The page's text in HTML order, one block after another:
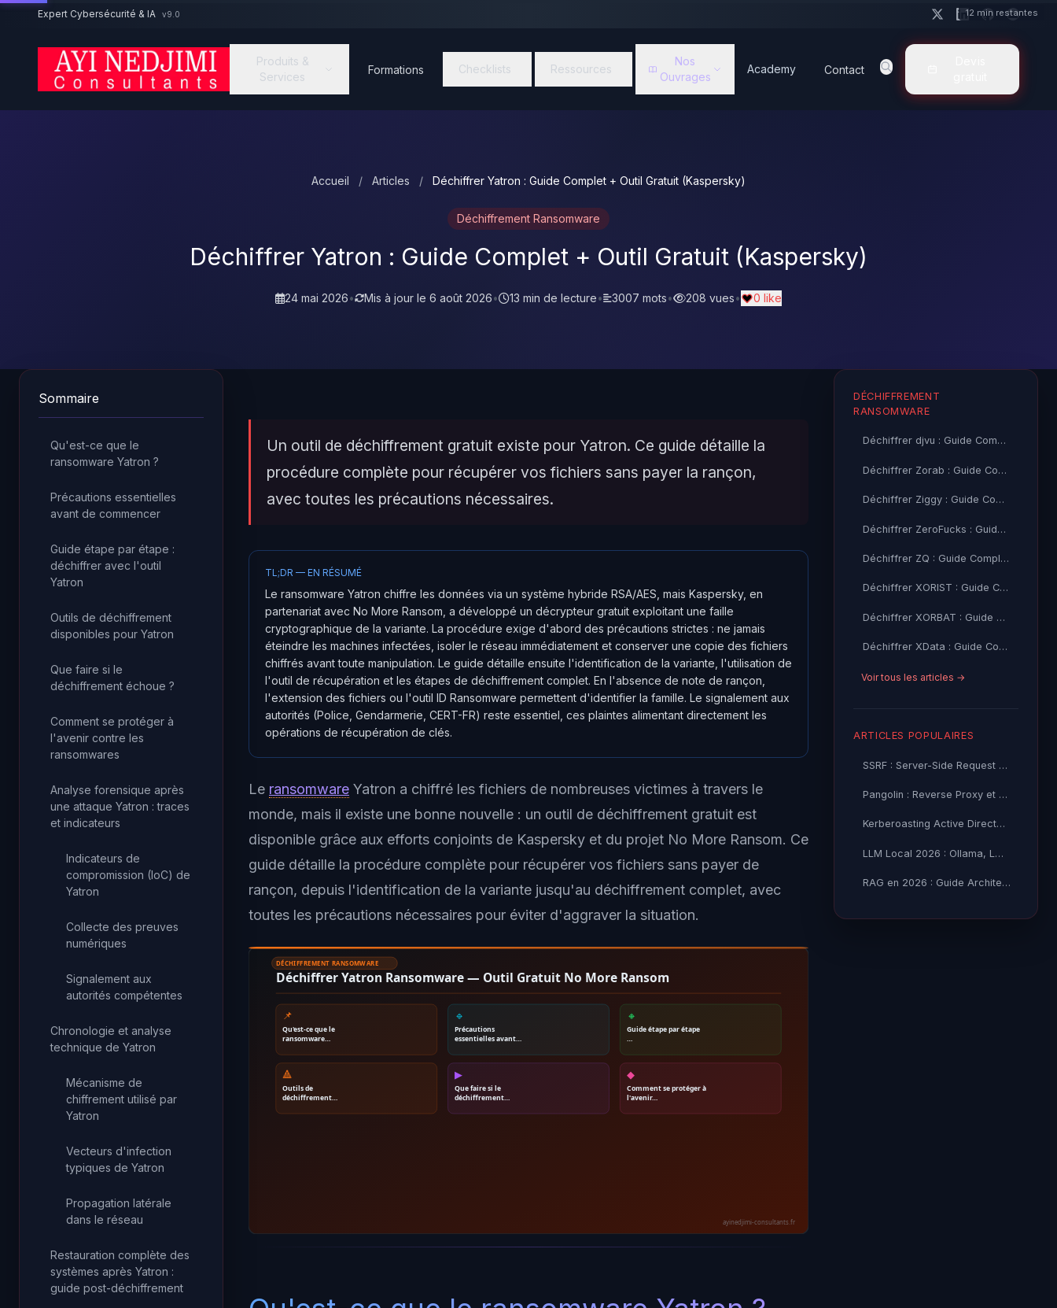
Aller au contenu principal
Expert Cybersécurité & IA v9.0
Produits &
Services
Formations Checklists Ressources
Nos
Ouvrages
Academy Contact
Accueil / Articles / Déchiffrer Yatron : Guide Complet + Outil Gratuit (Kaspersky)
Déchiffrement Ransomware
Déchiffrer Yatron : Guide Complet + Outil Gratuit (Kaspersky)
24 mai 2026• Mis à jour le 6 août 2026• 13 min de lecture• 3007 mots• 208 vues• 0 like
Sommaire
Qu'est-ce que le
ransomware Yatron ?
Précautions essentielles
avant de commencer
Guide étape par étape :
déchiffrer avec l'outil
Yatron
Outils de déchiffrement
disponibles pour Yatron
Que faire si le
déchiffrement échoue ?
Comment se protéger à
l'avenir contre les
ransomwares
Analyse forensique après
une attaque Yatron : traces
et indicateurs
Indicateurs de
compromission (IoC) de
Yatron
Collecte des preuves
numériques
Signalement aux
autorités compétentes
Chronologie et analyse
technique de Yatron
Mécanisme de
chiffrement utilisé par
Yatron
Vecteurs d'infection
typiques de Yatron
Propagation latérale
dans le réseau
Restauration complète des
systèmes après Yatron :
guide post-déchiffrement
Un outil de déchiffrement gratuit existe pour Yatron. Ce guide détaille la
procédure complète pour récupérer vos fichiers sans payer la rançon,
avec toutes les précautions nécessaires.
TL;DR — EN RÉSUMÉ
Le ransomware Yatron chiffre les données via un système hybride RSA/AES, mais Kaspersky, en
partenariat avec No More Ransom, a développé un décrypteur gratuit exploitant une faille
cryptographique de la variante. La procédure exige d'abord des précautions strictes : ne jamais
éteindre les machines infectées, isoler le réseau immédiatement et conserver une copie des fichiers
chiffrés avant toute manipulation. Le guide détaille ensuite l'identification de la variante, l'utilisation de
l'outil de récupération et les étapes de déchiffrement complet. En l'absence de note de rançon,
l'extension des fichiers ou l'outil ID Ransomware permettent d'identifier la famille. Le signalement aux
autorités (Police, Gendarmerie, CERT-FR) reste essentiel, ces plaintes alimentant directement les
opérations de récupération de clés.
Le ransomware Yatron a chiffré les fichiers de nombreuses victimes à travers le
monde, mais il existe une bonne nouvelle : un outil de déchiffrement gratuit est
disponible grâce aux efforts conjoints de Kaspersky et du projet No More Ransom. Ce
guide détaille la procédure complète pour récupérer vos fichiers sans payer de
rançon, depuis l'identification de la variante jusqu'au déchiffrement complet, avec
toutes les précautions nécessaires pour éviter d'aggraver la situation.
DÉCHIFFREMENT RANSOMWARE
Déchiffrer Yatron Ransomware — Outil Gratuit No More Ransom
📌
Qu'est-ce que le
ransomware…
🔹
Précautions
essentielles avant…
🔸
Guide étape par étape
…
🔺
Outils de
déchiffrement…
▶
Que faire si le
déchiffrement…
◆
Comment se protéger à
l'avenir…
ayinedjimi-consultants.fr
DÉCHIFFREMENT
RANSOMWARE
Déchiffrer djvu : Guide Complet + Outil Gratuit (Emsisoft)
Déchiffrer Zorab : Guide Complet + Outil Gratuit (Emsisoft)
Déchiffrer Ziggy : Guide Complet + Outil Gratuit (Emsisoft)
Déchiffrer ZeroFucks : Guide Complet + Outil Gratuit (Emsisoft)
Déchiffrer ZQ : Guide Complet + Outil Gratuit (Emsisoft)
Déchiffrer XORIST : Guide Complet + Outil Gratuit (TM, Emsisoft)
Déchiffrer XORBAT : Guide Complet + Outil Gratuit (TM)
Déchiffrer XData : Guide Complet + Outil Gratuit (Kaspersky)
Voir tous les articles →
ARTICLES POPULAIRES
SSRF : Server-Side Request Forgery — Exploitation Avancée
Pangolin : Reverse Proxy et Tunnel Self-Hosted — Guide
Kerberoasting Active Directory : Attaque et Défense 2026
LLM Local 2026 : Ollama, LM Studio ou vLLM — Quel Outil selon
RAG en 2026 : Guide Architecture, Vectorisation & Chunking
12 min restantes